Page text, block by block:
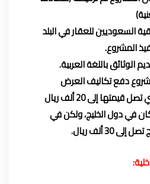
السعوديين للعقار في البلد
المشروع.
الوثائق باللغة العربية.
دفع تكاليف العرض
الخارجي للمشروع، والتي تصل قيمتها إلى 20 ألف ريال
في دول الخليج، ولكن في
30 ألف ريال.